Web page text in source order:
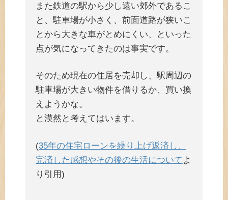
また鉄道の駅から少し遠い郊外であるこ
と、駐車場が小さく、前面道路が狭いこ
とから大きな車がとめにくい、といった
点が気になってきたのは事実です。
そのため現在の住居を売却し、駅周辺の
駐車場が大きい物件を借りるか、買い換
えようかな。
と漠然と考えてはいます。
(35年の住宅ローンを繰り上げ返済し、
完済した感想やその後の生活について よ
り引用)